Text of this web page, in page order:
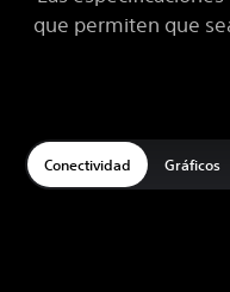
que permiten que
Conectividad Gráficos